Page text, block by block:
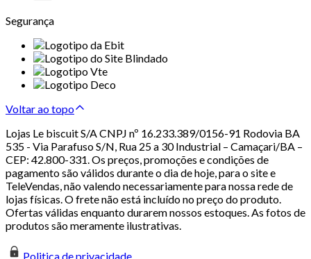
Segurança
Voltar ao topo
Lojas Le biscuit S/A CNPJ nº 16.233.389/0156-91 Rodovia BA
535 - Via Parafuso S/N, Rua 25 a 30 Industrial – Camaçari/BA –
CEP: 42.800-331. Os preços, promoções e condições de
pagamento são válidos durante o dia de hoje, para o site e
TeleVendas, não valendo necessariamente para nossa rede de
lojas físicas. O frete não está incluído no preço do produto.
Ofertas válidas enquanto durarem nossos estoques. As fotos de
produtos são meramente ilustrativas.
Politica de privacidade